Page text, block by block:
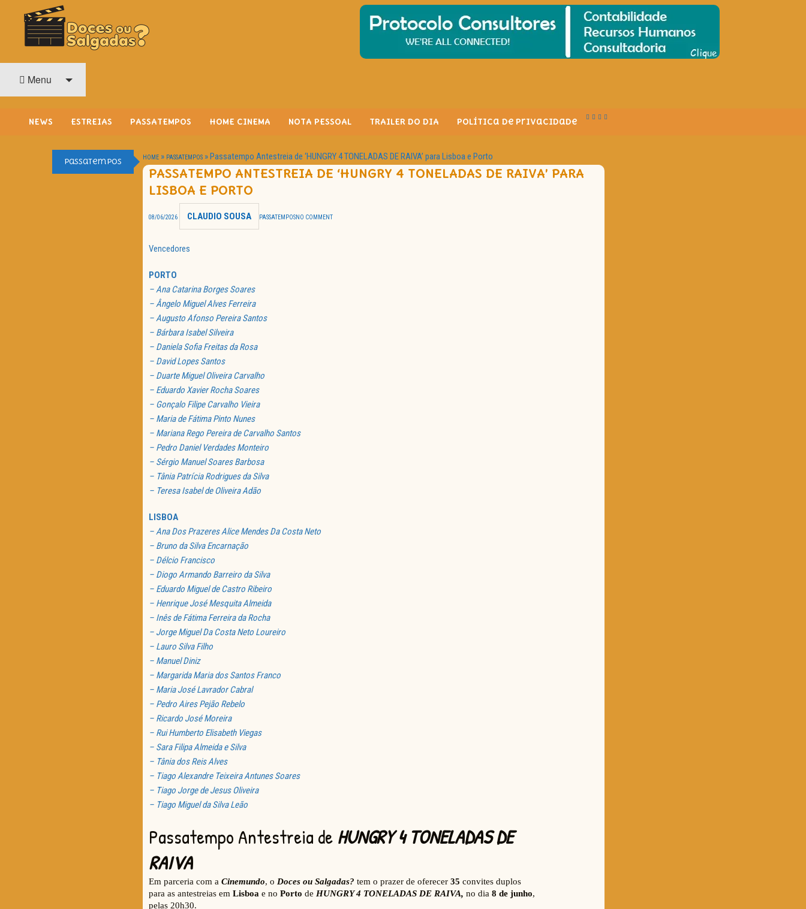
O Cinema? Uma Paixão!!
Menu
NEWS ESTREIAS PASSATEMPOS HOME CINEMA NOTA PESSOAL TRAILER DO DIA Política de Privacidade
Passatempos HOME » PASSATEMPOS »Passatempo Antestreia de ‘HUNGRY 4 TONELADAS DE RAIVA’ para Lisboa e Porto
PASSATEMPO ANTESTREIA DE ‘HUNGRY 4 TONELADAS DE RAIVA’ PARA
LISBOA E PORTO
08/06/2026 CLAUDIO SOUSA PASSATEMPOSNO COMMENT
Vencedores
PORTO
– Ana Catarina Borges Soares
– Ângelo Miguel Alves Ferreira
– Augusto Afonso Pereira Santos
– Bárbara Isabel Silveira
– Daniela Sofia Freitas da Rosa
– David Lopes Santos
– Duarte Miguel Oliveira Carvalho
– Eduardo Xavier Rocha Soares
– Gonçalo Filipe Carvalho Vieira
– Maria de Fátima Pinto Nunes
– Mariana Rego Pereira de Carvalho Santos
– Pedro Daniel Verdades Monteiro
– Sérgio Manuel Soares Barbosa
– Tânia Patrícia Rodrigues da Silva
– Teresa Isabel de Oliveira Adão
LISBOA
– Ana Dos Prazeres Alice Mendes Da Costa Neto
– Bruno da Silva Encarnação
– Délcio Francisco
– Diogo Armando Barreiro da Silva
– Eduardo Miguel de Castro Ribeiro
– Henrique José Mesquita Almeida
– Inês de Fátima Ferreira da Rocha
– Jorge Miguel Da Costa Neto Loureiro
– Lauro Silva Filho
– Manuel Diniz
– Margarida Maria dos Santos Franco
– Maria José Lavrador Cabral
– Pedro Aires Pejão Rebelo
– Ricardo José Moreira
– Rui Humberto Elisabeth Viegas
– Sara Filipa Almeida e Silva
– Tânia dos Reis Alves
– Tiago Alexandre Teixeira Antunes Soares
– Tiago Jorge de Jesus Oliveira
– Tiago Miguel da Silva Leão